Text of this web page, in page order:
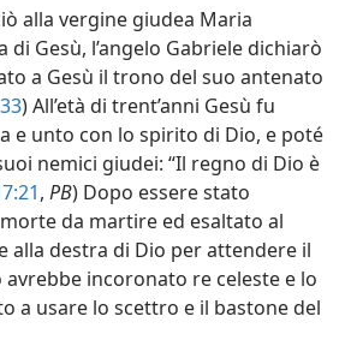
alla vergine giudea Maria
di Gesù, l’angelo Gabriele dichiarò
a Gesù il trono del suo antenato
) All’età di trent’anni Gesù fu
e unto con lo spirito di Dio, e poté
nemici giudei: “Il regno di Dio è
, PB) Dopo essere stato
da martire ed esaltato al
alla destra di Dio per attendere il
incoronato re celeste e lo
a usare lo scettro e il bastone del